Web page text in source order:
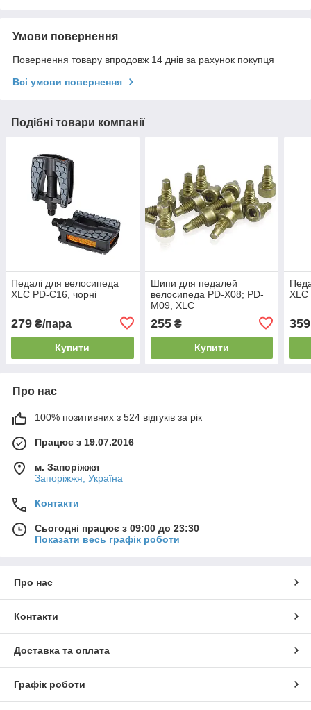
Умови повернення
Повернення товару впродовж 14 днів за рахунок покупця
Всі умови повернення
Подібні товари компанії
Педалі для велосипеда
XLC PD-C16, чорні
279 ₴/пара
Купити
Шипи для педалей
велосипеда PD-X08; PD-
M09, XLC
255₴
Купити
XLC
359
Про нас
100% позитивних з 524 відгуків за рік
Працює з 19.07.2016
м. Запоріжжя
Запоріжжя, Україна
Контакти
Сьогодні працює з 09:00 до 23:30
Показати весь графік роботи
Про нас
Контакти
Доставка та оплата
Графік роботи